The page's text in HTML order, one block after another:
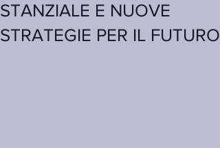
STANZIALE E NUOVE
STRATEGIE PER IL FUTURO